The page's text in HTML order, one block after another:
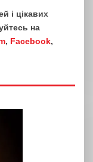
і цікавих
на
, Facebook,